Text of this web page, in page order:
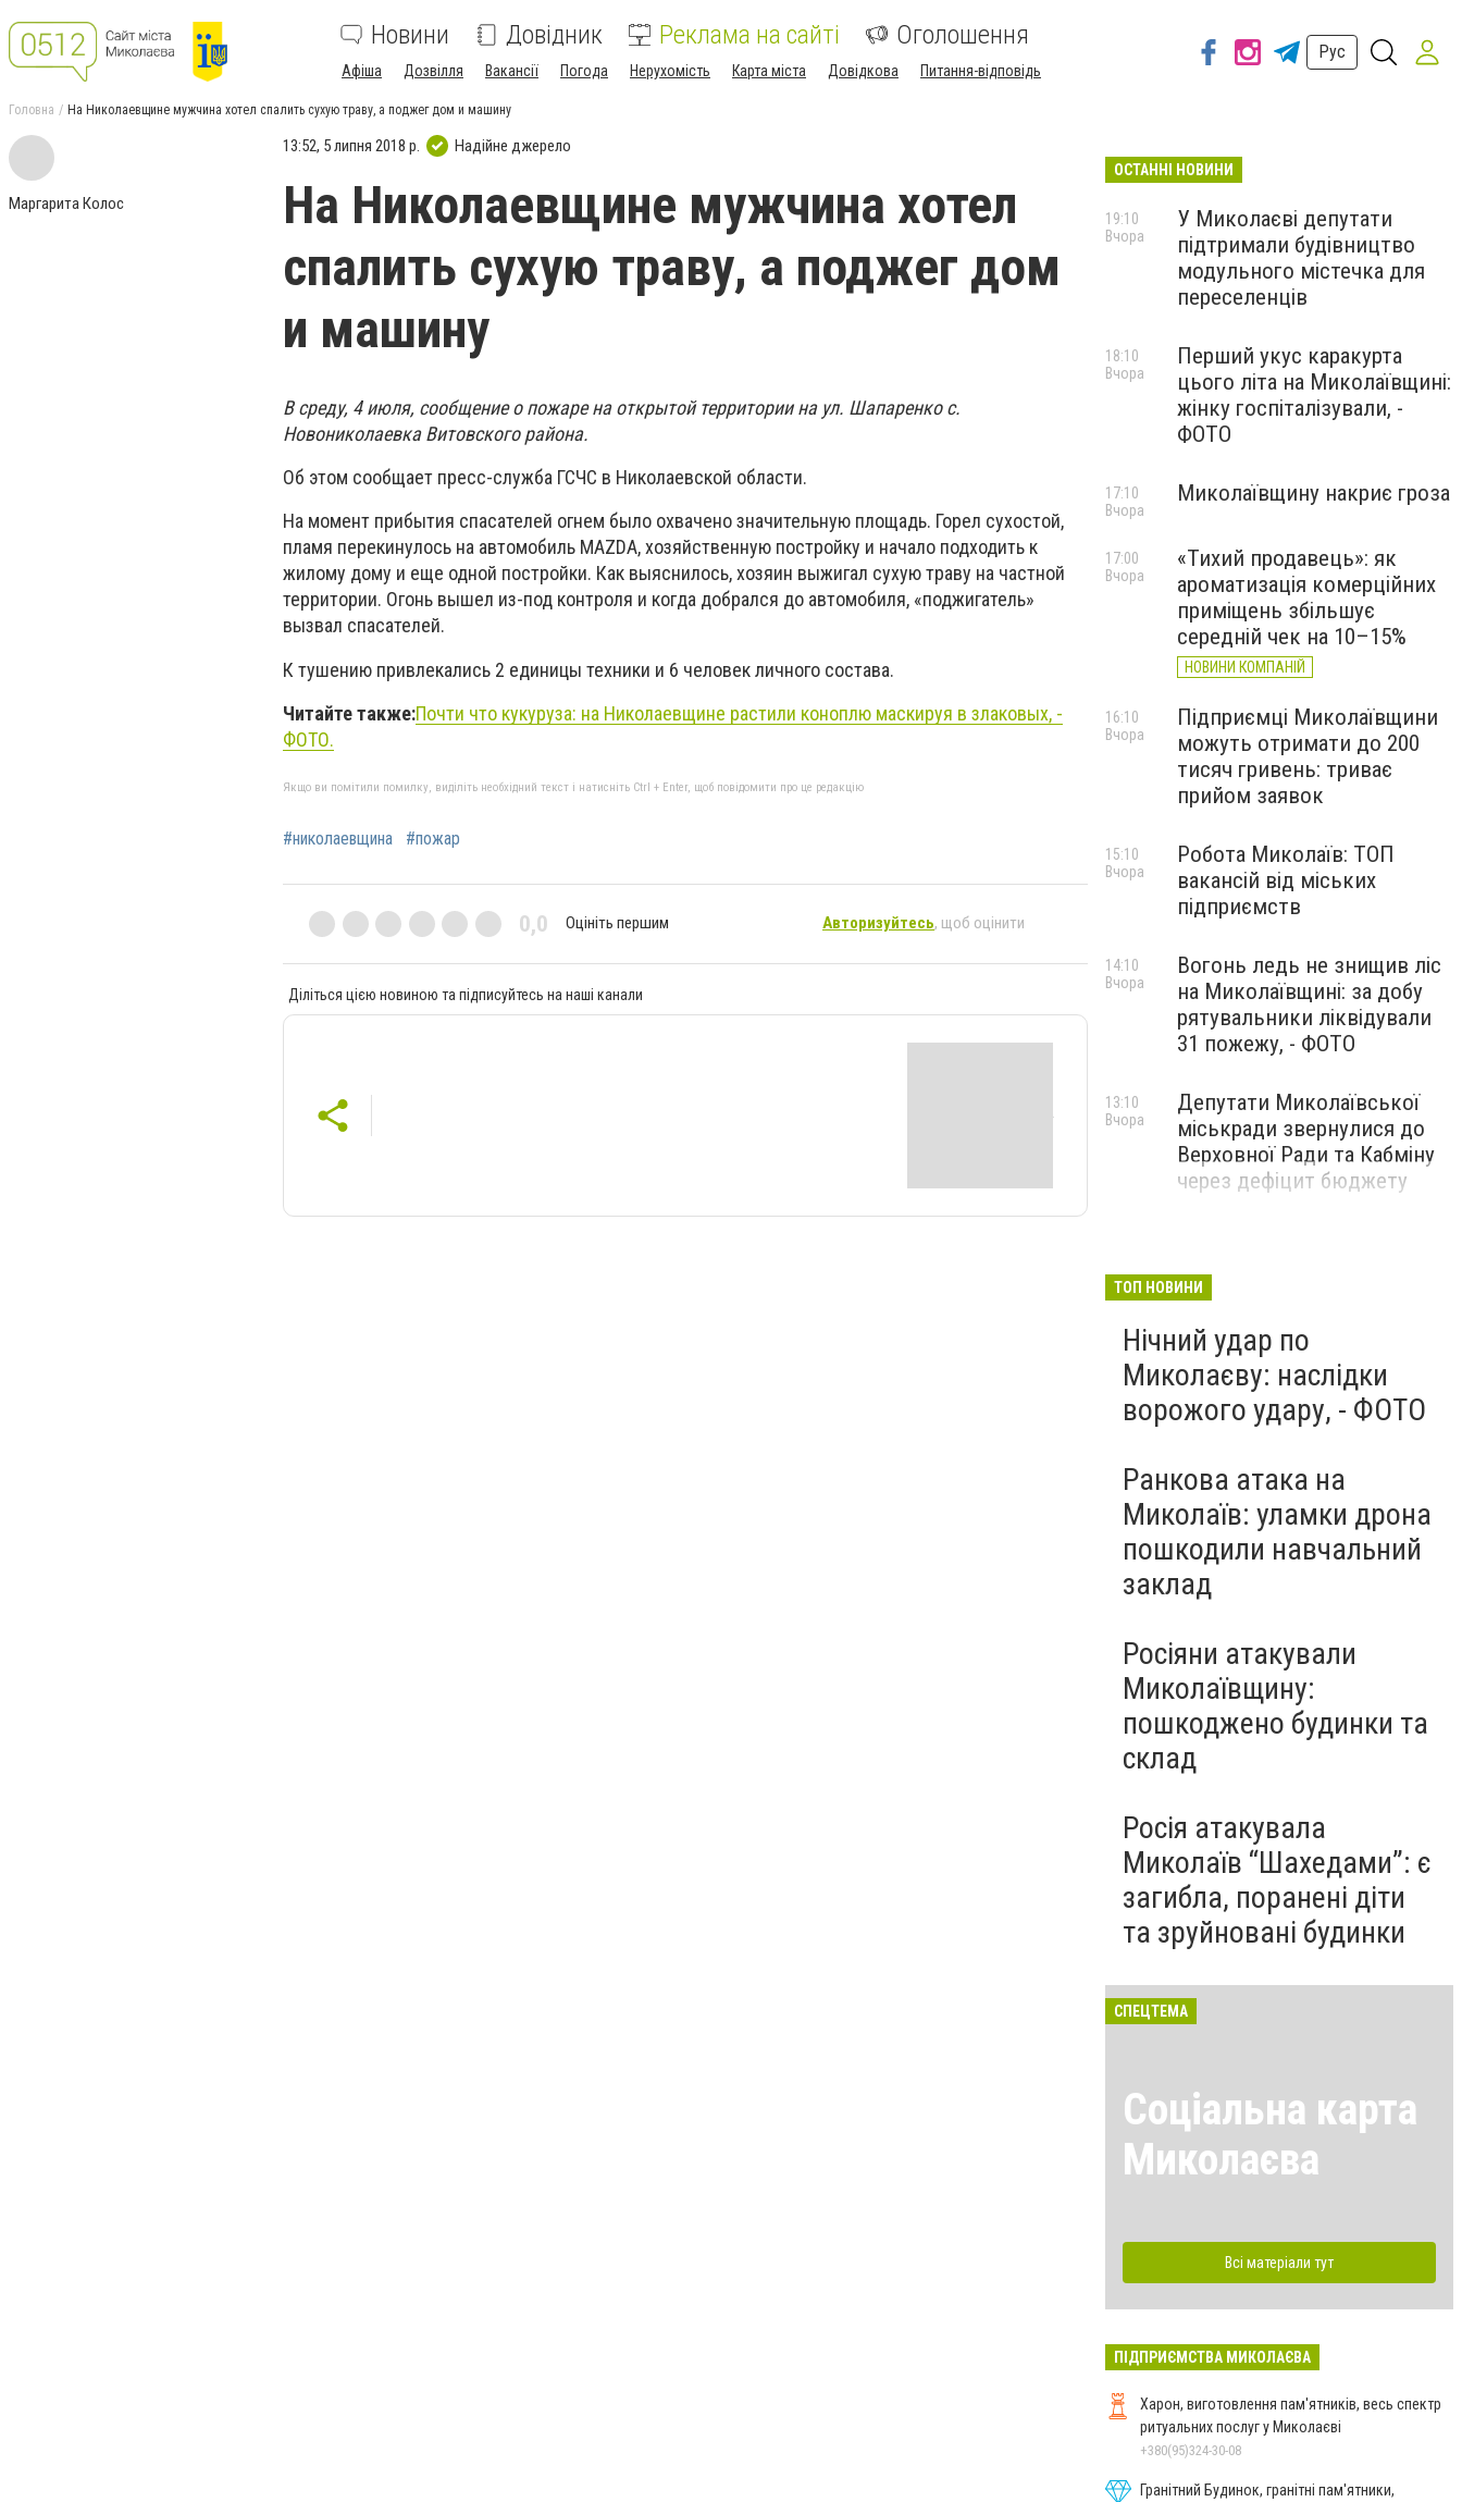
Новини Довідник Реклама на сайті Оголошення
Афіша Дозвілля Вакансії Погода Нерухомість Карта міста Довідкова Питання-відповідь
Рус
Головна На Николаевщине мужчина хотел спалить сухую траву, а поджег дом и машину
Маргарита Колос
13:52, 5 липня 2018 р. Надійне джерело
На Николаевщине мужчина хотел
спалить сухую траву, а поджег дом
и машину
В среду, 4 июля, сообщение о пожаре на открытой территории на ул. Шапаренко с.
Новониколаевка Витовского района.
Об этом сообщает пресс-служба ГСЧС в Николаевской области.
На момент прибытия спасателей огнем было охвачено значительную площадь. Горел сухостой,
пламя перекинулось на автомобиль MAZDA, хозяйственную постройку и начало подходить к
жилому дому и еще одной постройки. Как выяснилось, хозяин выжигал сухую траву на частной
территории. Огонь вышел из-под контроля и когда добрался до автомобиля, «поджигатель»
вызвал спасателей.
К тушению привлекались 2 единицы техники и 6 человек личного состава.
Читайте также:Почти что кукуруза: на Николаевщине растили коноплю маскируя в злаковых, -
ФОТО.
Якщо ви помітили помилку, виділіть необхідний текст і натисніть Ctrl + Enter, щоб повідомити про це редакцію
#николаевщина #пожар
0,0 Оцініть першим Авторизуйтесь, щоб оцінити
Діліться цією новиною та підписуйтесь на наші канали
ОСТАННІ НОВИНИ
У Миколаєві депутати
підтримали будівництво
модульного містечка для
переселенців
19:10
Вчора
Перший укус каракурта
цього літа на Миколаївщині:
жінку госпіталізували, -
ФОТО
18:10
Вчора
Миколаївщину накриє гроза
17:10
Вчора
«Тихий продавець»: як
ароматизація комерційних
приміщень збільшує
середній чек на 10–15%
НОВИНИ КОМПАНІЙ
17:00
Вчора
Підприємці Миколаївщини
можуть отримати до 200
тисяч гривень: триває
прийом заявок
16:10
Вчора
Робота Миколаїв: ТОП
вакансій від міських
підприємств
15:10
Вчора
Вогонь ледь не знищив ліс
на Миколаївщині: за добу
рятувальники ліквідували
31 пожежу, - ФОТО
14:10
Вчора
Депутати Миколаївської
міськради звернулися до
Верховної Ради та Кабміну
через дефіцит бюджету
13:10
Вчора
ТОП НОВИНИ
Нічний удар по
Миколаєву: наслідки
ворожого удару, - ФОТО
Ранкова атака на
Миколаїв: уламки дрона
пошкодили навчальний
заклад
Росіяни атакували
Миколаївщину:
пошкоджено будинки та
склад
Росія атакувала
Миколаїв “Шахедами”: є
загибла, поранені діти
та зруйновані будинки
СПЕЦТЕМА
Соціальна карта
Миколаєва
Всі матеріали тут
ПІДПРИЄМСТВА МИКОЛАЄВА
Харон, виготовлення пам'ятників, весь спектр
ритуальних послуг у Миколаєві
+380(95)324-30-08
Гранітний Будинок, гранітні пам'ятники,